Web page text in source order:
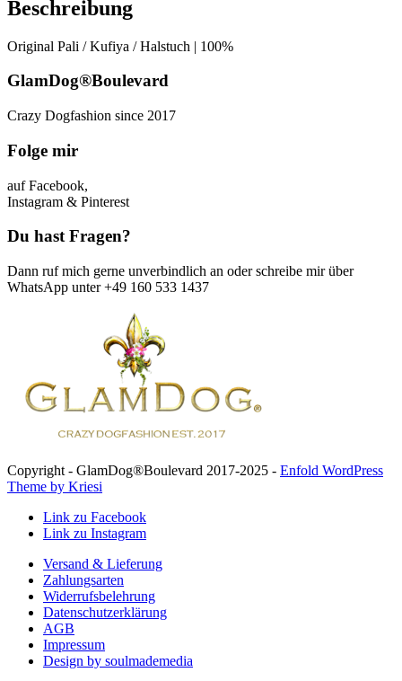
Beschreibung
Original Pali / Kufiya / Halstuch | 100%
GlamDog®Boulevard
Crazy Dogfashion since 2017
Folge mir
auf Facebook,
Instagram & Pinterest
Du hast Fragen?
Dann ruf mich gerne unverbindlich an oder schreibe mir über
WhatsApp unter +49 160 533 1437
Copyright - GlamDog®Boulevard 2017-2025 - Enfold WordPress
Theme by Kriesi
Link zu Facebook
Link zu Instagram
Versand & Lieferung
Zahlungsarten
Widerrufsbelehrung
Datenschutzerklärung
AGB
Impressum
Design by soulmademedia